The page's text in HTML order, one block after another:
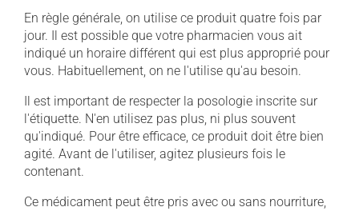
En règle générale, on utilise ce produit quatre fois par
jour. Il est possible que votre pharmacien vous ait
indiqué un horaire différent qui est plus approprié pour
vous. Habituellement, on ne l'utilise qu'au besoin.
Il est important de respecter la posologie inscrite sur
l'étiquette. N'en utilisez pas plus, ni plus souvent
qu'indiqué. Pour être efficace, ce produit doit être bien
agité. Avant de l'utiliser, agitez plusieurs fois le
contenant.
Ce médicament peut être pris avec ou sans nourriture,